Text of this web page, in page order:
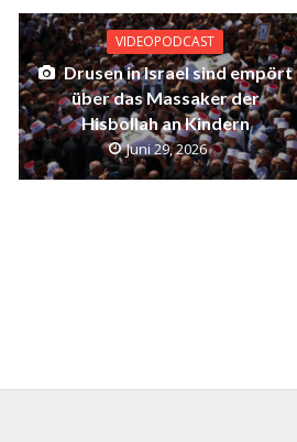
VIDEOPODCAST
Drusen in Israel sind empört
über das Massaker der
Hisbollah an Kindern
Juni 29, 2026